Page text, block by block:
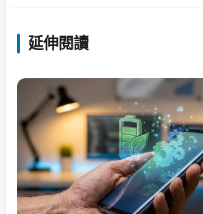
延伸閱讀